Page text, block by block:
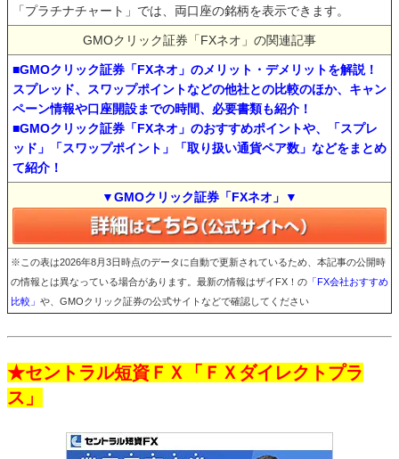
「プラチナチャート」では、両口座の銘柄を表示できます。
GMOクリック証券「FXネオ」の関連記事
■GMOクリック証券「FXネオ」のメリット・デメリットを解説！
スプレッド、スワップポイントなどの他社との比較のほか、キャン
ペーン情報や口座開設までの時間、必要書類も紹介！
■GMOクリック証券「FXネオ」のおすすめポイントや、「スプレ
ッド」「スワップポイント」「取り扱い通貨ペア数」などをまとめ
て紹介！
▼GMOクリック証券「FXネオ」▼
※この表は2026年8月3日時点のデータに自動で更新されているため、本記事の公開時
の情報とは異なっている場合があります。最新の情報はザイFX！の 「FX会社おすすめ
比較」 や、GMOクリック証券の公式サイトなどで確認してください
★セントラル短資ＦＸ「ＦＸダイレクトプラ
ス」